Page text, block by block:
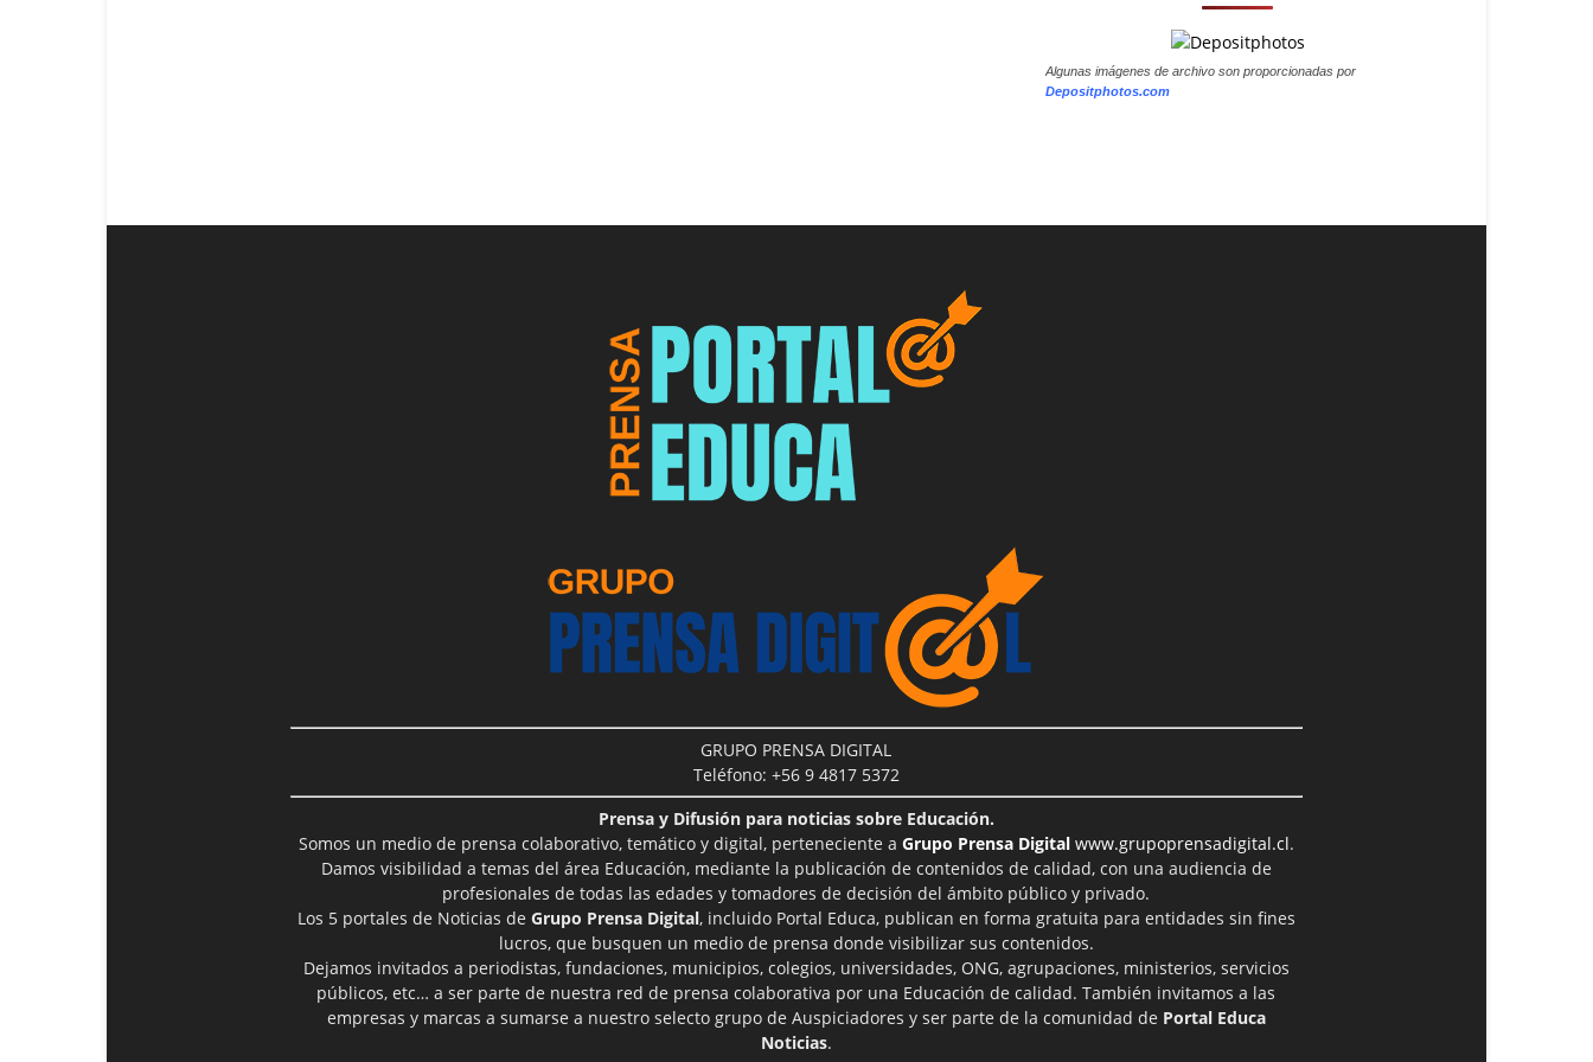
Algunas imágenes de archivo son proporcionadas por
Depositphotos.com
GRUPO PRENSA DIGITAL
Teléfono: +56 9 4817 5372
Prensa y Difusión para noticias sobre Educación.
Somos un medio de prensa colaborativo, temático y digital, perteneciente a Grupo Prensa Digitalwww.grupoprensadigital.cl.
Damos visibilidad a temas del área Educación, mediante la publicación de contenidos de calidad, con una audiencia de
profesionales de todas las edades y tomadores de decisión del ámbito público y privado.
Los 5 portales de Noticias de Grupo Prensa Digital, incluido Portal Educa, publican en forma gratuita para entidades sin fines
lucros, que busquen un medio de prensa donde visibilizar sus contenidos.
Dejamos invitados a periodistas, fundaciones, municipios, colegios, universidades, ONG, agrupaciones, ministerios, servicios
públicos, etc… a ser parte de nuestra red de prensa colaborativa por una Educación de calidad. También invitamos a las
empresas y marcas a sumarse a nuestro selecto grupo de Auspiciadores y ser parte de la comunidad de Portal Educa
Noticias.